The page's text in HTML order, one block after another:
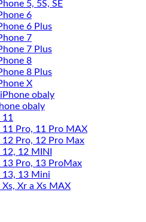
5, 5S, SE
6
6 Plus
7
7 Plus
8
8 Plus
X
obaly
obaly
11
11 Pro, 11 Pro MAX
Pro, 12 Pro Max
12 MINI
13 Pro, 13 ProMax
13, 13 Mini
Xr a Xs MAX